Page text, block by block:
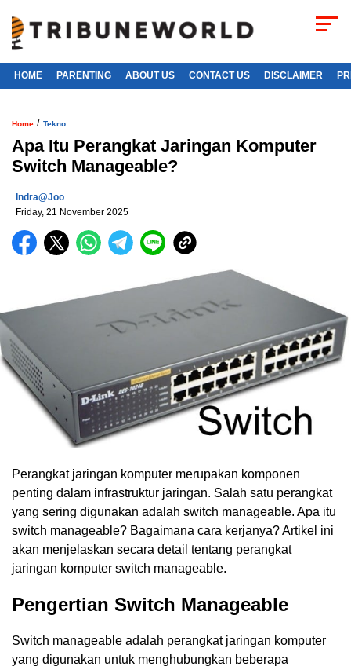
HOME PARENTING ABOUT US CONTACT US DISCLAIMER
Home / Tekno
Apa Itu Perangkat Jaringan Komputer
Switch Manageable?
Indra@joo
Friday, 21 November 2025
Perangkat jaringan komputer merupakan komponen
penting dalam infrastruktur jaringan. Salah satu perangkat
yang sering digunakan adalah switch manageable. Apa itu
switch manageable? Bagaimana cara kerjanya? Artikel ini
akan menjelaskan secara detail tentang perangkat
jaringan komputer switch manageable.
Pengertian Switch Manageable
Switch manageable adalah perangkat jaringan komputer
yang digunakan untuk menghubungkan beberapa